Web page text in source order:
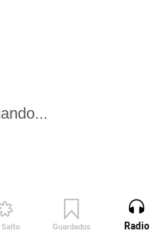
Guardados Revista
Radio